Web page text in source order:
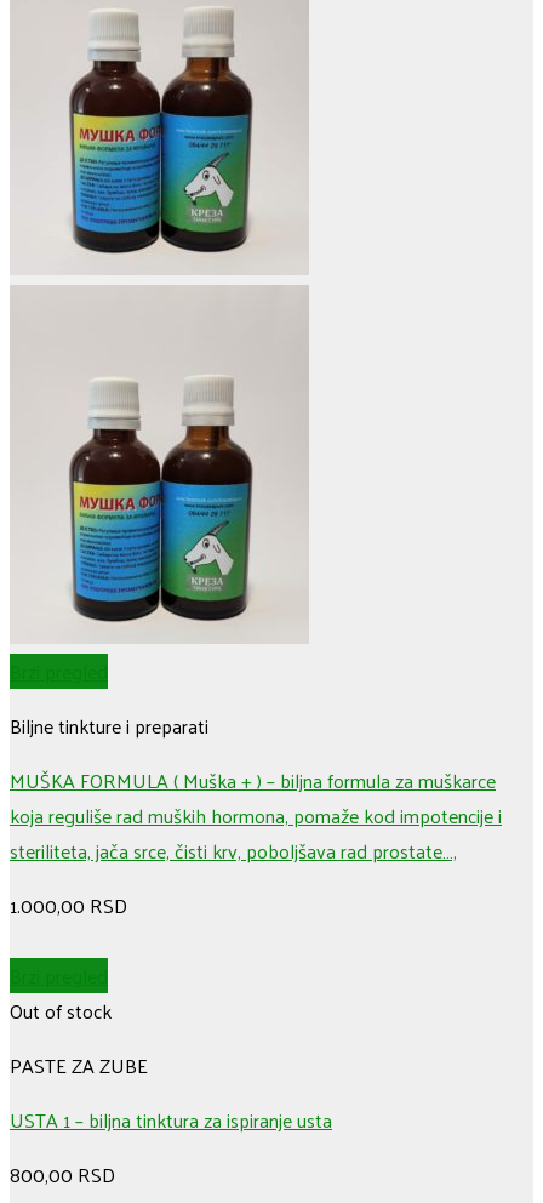
Biljne tinkture i preparati
MUŠKA FORMULA ( Muška + ) – biljna formula za muškarce
koja reguliše rad muških hormona, pomaže kod impotencije i
steriliteta, jača srce, čisti krv, poboljšava rad prostate…,
1.000,00 RSD
Out of stock
PASTE ZA ZUBE
USTA 1 – biljna tinktura za ispiranje usta
800,00 RSD